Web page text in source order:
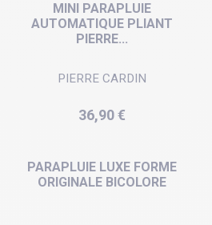
MINI PARAPLUIE
AUTOMATIQUE PLIANT
PIERRE...
PIERRE CARDIN
Prix
36,90 €
PARAPLUIE LUXE FORME
ORIGINALE BICOLORE